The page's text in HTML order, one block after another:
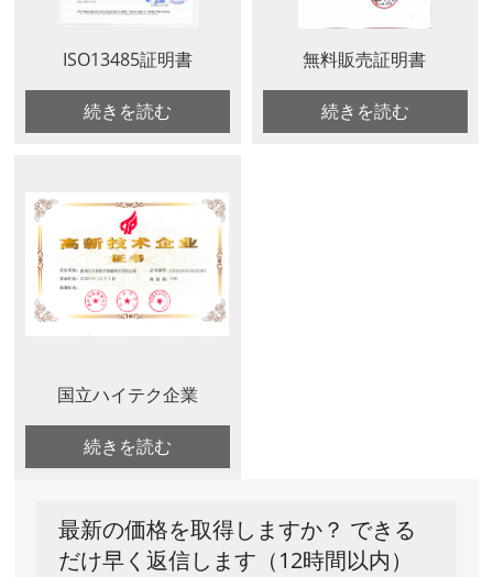
ISO13485証明書
続きを読む
無料販売証明書
続きを読む
国立ハイテク企業
続きを読む
最新の価格を取得しますか？ できる
だけ早く返信します（12時間以内）